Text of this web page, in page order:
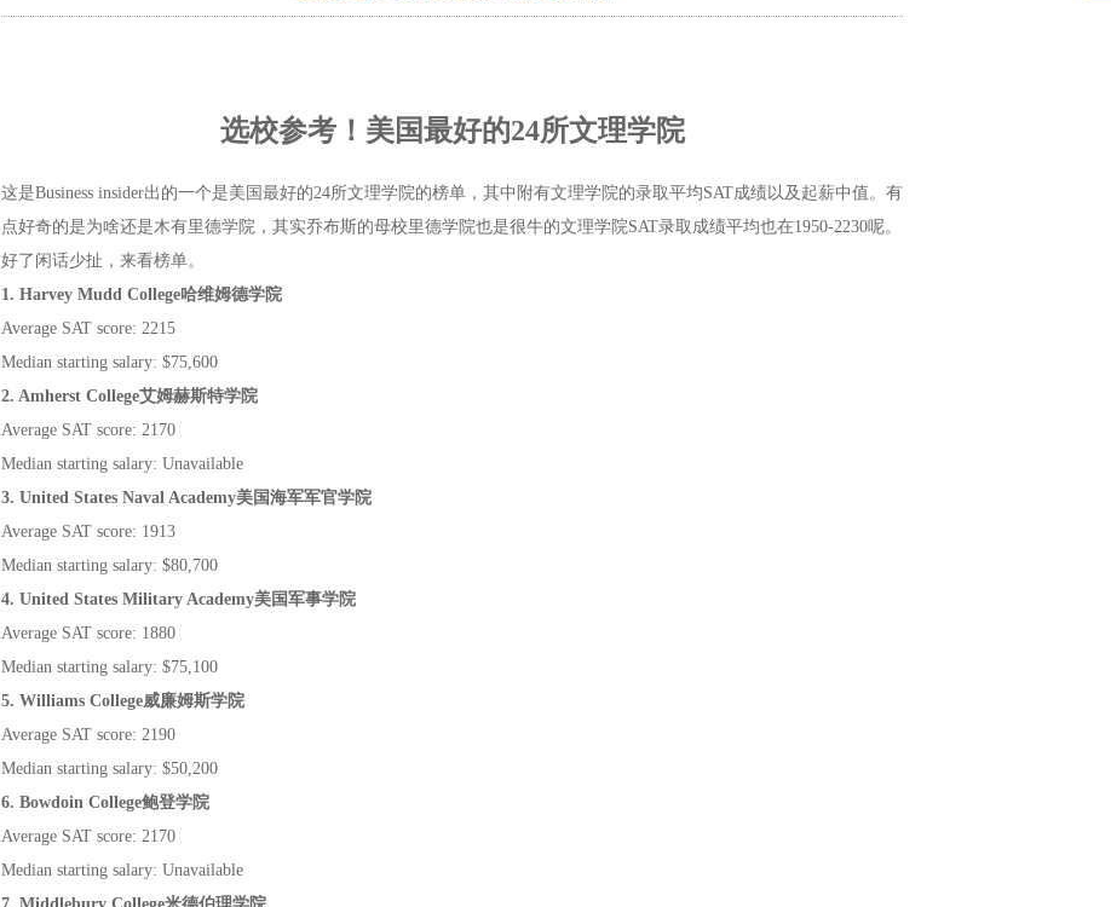
选校参考！美国最好的24所文理学院
这是Business insider出的一个是美国最好的24所文理学院的榜单，其中附有文理学院的录取平均SAT成绩以及起薪中值。有
点好奇的是为啥还是木有里德学院，其实乔布斯的母校里德学院也是很牛的文理学院SAT录取成绩平均也在1950-2230呢。
好了闲话少扯，来看榜单。
1. Harvey Mudd College哈维姆德学院
Average SAT score: 2215
Median starting salary: $75,600
2. Amherst College艾姆赫斯特学院
Average SAT score: 2170
Median starting salary: Unavailable
3. United States Naval Academy美国海军军官学院
Average SAT score: 1913
Median starting salary: $80,700
4. United States Military Academy美国军事学院
Average SAT score: 1880
Median starting salary: $75,100
5. Williams College威廉姆斯学院
Average SAT score: 2190
Median starting salary: $50,200
6. Bowdoin College鲍登学院
Average SAT score: 2170
Median starting salary: Unavailable